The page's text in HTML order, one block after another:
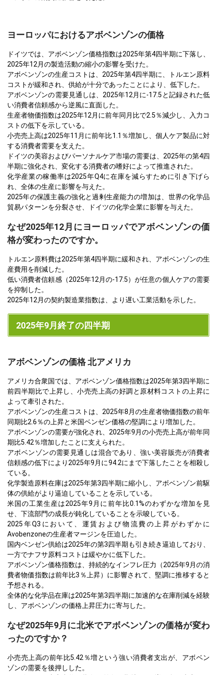
ヨーロッパにおけるアボベンゾンの価格
ドイツでは、アボベンゾン価格指数は2025年第4四半期に下落し、
2025年12月の製造活動の縮小の影響を受けた。
アボベンゾンの生産コストは、2025年第4四半期に、トルエン原料
コストが緩和され、供給が十分であったことにより、低下した。
アボベンゾンの需要見通しは、2025年12月に-17.5と記録された低
い消費者信頼感から逆風に直面した。
生産者物価指数は2025年12月に前年同月比で2.5％減少し、入力コ
ストの低下を示している。
小売売上高は2025年11月に前年比1.1％増加し、個人ケア製品に対
する消費者需要を支えた。
ドイツの美容およびパーソナルケア市場の需要は、2025年の第4四
半期に強化され、変化する消費者の嗜好によって推進された。
化学産業の稼働率は2025年Q4に在庫を減らすために引き下げら
れ、全体の生産に影響を与えた。
2025年の保護主義の強化と過剰生産能力の増加は、世界の化学品
貿易パターンを分裂させ、ドイツの化学企業に影響を与えた。
なぜ2025年12月にヨーロッパでアボベンゾンの価
格が変わったのですか。
トルエン原料費は2025年第4四半期に緩和され、アボベンゾンの生
産費用を削減した。
低い消費者信頼感（2025年12月の-17.5）が任意の個人ケアの需要
を抑制した。
2025年12月の契約製造業指数は、より遅い工業活動を示した。
2025年9月終了の四半期
アボベンゾンの価格 北アメリカ
アメリカ合衆国では、アボベンゾン価格指数は2025年第3四半期に
前四半期比で上昇し、小売売上高の好調と原材料コストの上昇に
よって牽引された。
アボベンゾンの生産コストは、2025年8月の生産者物価指数の前年
同期比2.6％の上昇と米国ベンゼン価格の堅調により増加した。
アボベンゾンの需要が強化され、2025年9月の小売売上高が前年同
期比5.42％増加したことに支えられた。
アボベンゾンの需要見通しは混合であり、強い美容販売が消費者
信頼感の低下により2025年9月に94.2にまで下落したことを相殺し
ている。
化学製造原料在庫は2025年第3四半期に縮小し、アボベンゾン前駆
体の供給がより逼迫していることを示している。
米国の工業生産は2025年9月に前年比0.1%のわずかな増加を見
せ、下流部門の成長が鈍化していることを示唆している。
2025年Q3において、運賃および物流費の上昇がわずかに
Avobenzoneの生産者マージンを圧迫した。
国内ベンゼン供給は2025年の第3四半期も引き続き逼迫しており、
一方でナフサ原料コストは緩やかに低下した。
アボベンゾン価格指数は、持続的なインフレ圧力（2025年9月の消
費者物価指数は前年比3％上昇）に影響されて、堅調に推移すると
予想される。
全体的な化学品在庫は2025年第3四半期に加速的な在庫削減を経験
し、アボベンゾンの価格上昇圧力に寄与した。
なぜ2025年9月に北米でアボベンゾンの価格が変わ
ったのですか？
小売売上高の前年比5.42％増という強い消費者支出が、アボベン
ゾンの需要を後押しした。